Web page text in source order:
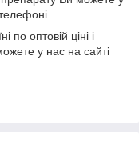
по оптовій ціні і
у нас на сайті